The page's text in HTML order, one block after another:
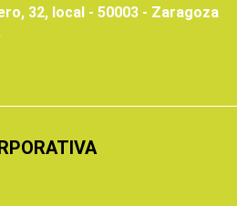
32, local - 50003 - Zaragoza